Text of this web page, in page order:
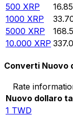
500 XRP
1000 XRP
5000 XRP
10.000 XRP
Converti Nuovo
Rate
Nuovo dollaro
1 TWD